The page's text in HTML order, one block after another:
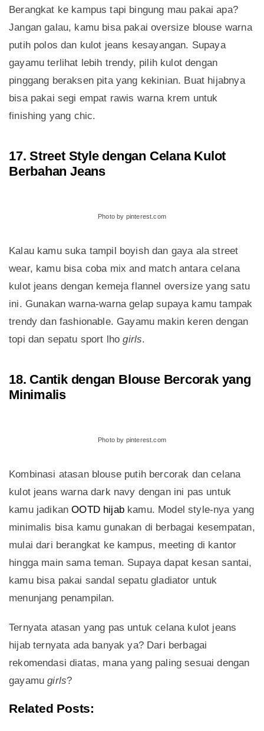
Berangkat ke kampus tapi bingung mau pakai apa?
Jangan galau, kamu bisa pakai oversize blouse warna
putih polos dan kulot jeans kesayangan. Supaya
gayamu terlihat lebih trendy, pilih kulot dengan
pinggang beraksen pita yang kekinian. Buat hijabnya
bisa pakai segi empat rawis warna krem untuk
finishing yang chic.
17. Street Style dengan Celana Kulot
Berbahan Jeans
Photo by pinterest.com
Kalau kamu suka tampil boyish dan gaya ala street
wear, kamu bisa coba mix and match antara celana
kulot jeans dengan kemeja flannel oversize yang satu
ini. Gunakan warna-warna gelap supaya kamu tampak
trendy dan fashionable. Gayamu makin keren dengan
topi dan sepatu sport lhogirls.
18. Cantik dengan Blouse Bercorak yang
Minimalis
Photo by pinterest.com
Kombinasi atasan blouse putih bercorak dan celana
kulot jeans warna dark navy dengan ini pas untuk
kamu jadikanOOTD hijabkamu. Model style-nya yang
minimalis bisa kamu gunakan di berbagai kesempatan,
mulai dari berangkat ke kampus, meeting di kantor
hingga main sama teman. Supaya dapat kesan santai,
kamu bisa pakai sandal sepatu gladiator untuk
menunjang penampilan.
Ternyata atasan yang pas untuk celana kulot jeans
hijab ternyata ada banyak ya? Dari berbagai
rekomendasi diatas, mana yang paling sesuai dengan
gayamugirls?
Related Posts: